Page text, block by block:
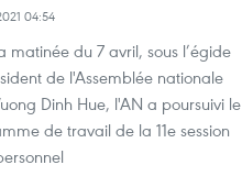
04:54
matinée du 7 avril, sous l’égide
de l'Assemblée nationale
Dinh Hue, l'AN a poursuivi le
de travail de la 11e session